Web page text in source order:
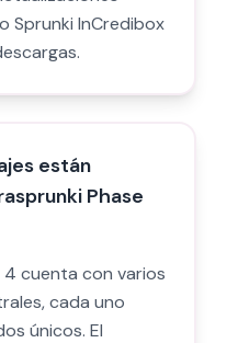
Sprunki InCredibox
están
Phase
4 cuenta con varios
cada uno
únicos. El